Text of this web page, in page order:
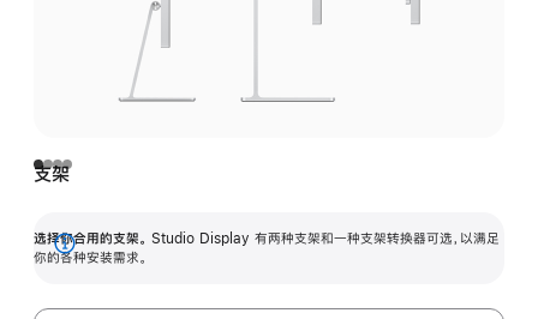
支架
选择你合用的支架。 Studio Display 有两种支架和一种支架转换器可选，以满足
你的各种安装需求。
展